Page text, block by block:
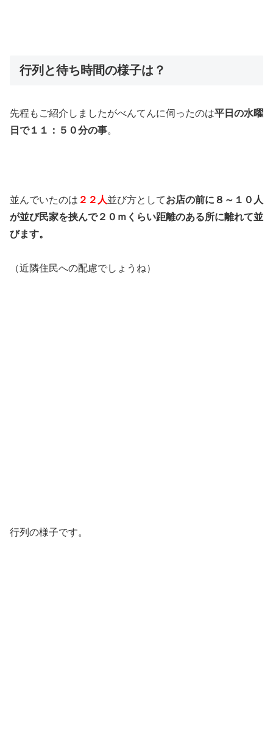
行列と待ち時間の様子は？
先程もご紹介しましたがべんてんに伺ったのは平日の水曜
日で１１：５０分の事。
並んでいたのは ２２人並び方としてお店の前に８～１０人
が並び民家を挟んで２０ｍくらい距離のある所に離れて並
びます。
（近隣住民への配慮でしょうね）
行列の様子です。